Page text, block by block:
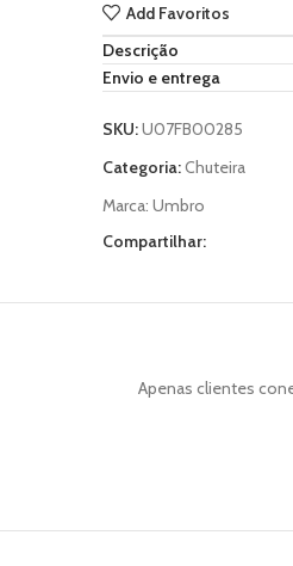
Add Favoritos
Descrição
Envio e entrega
SKU:U07FB00285
Categoria:Chuteira
Marca: Umbro
Compartilhar:
Apenas clientes